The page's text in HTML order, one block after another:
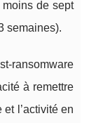
de sept
semaines).
ransomware
à remettre
l’activité en